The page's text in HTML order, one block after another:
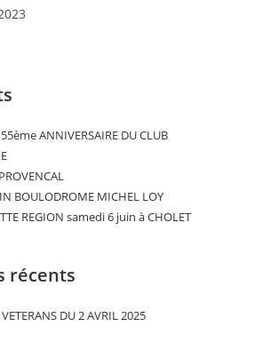
ANNIVERSAIRE DU CLUB
BOULODROME MICHEL LOY
REGION samedi 6 juin à CHOLET
récents
DU 2 AVRIL 2025